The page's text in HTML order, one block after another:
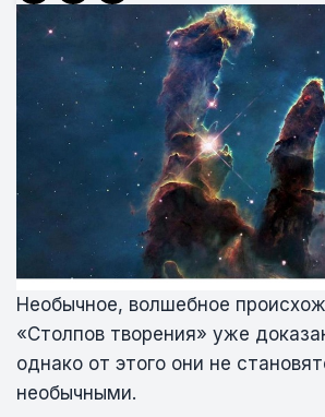
Необычное, волшебное
«Столпов творения» уже
однако от этого они не
необычными.